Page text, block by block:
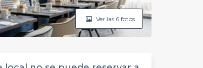
Ver las 6 fotos